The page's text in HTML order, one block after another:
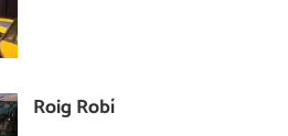
Roig Robí